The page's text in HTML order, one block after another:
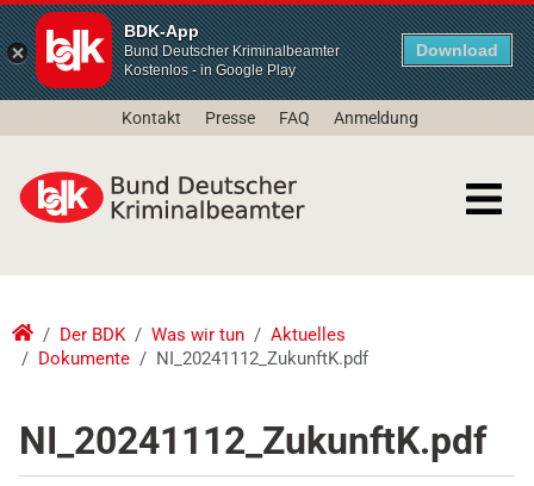
BDK-App
Bund Deutscher Kriminalbeamter
Kostenlos - in Google Play
Download
Kontakt Presse FAQ Anmeldung
Der BDK Was wir tun
Aktuelles
Dokumente
NI_20241112_ZukunftK.pdf
NI_20241112_ZukunftK.pdf